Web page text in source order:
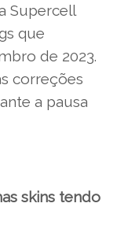
Supercell
que
de 2023.
correções
a pausa
skins tendo